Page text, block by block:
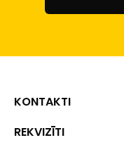
KONTAKTI
Biznesa centrs "VERDE"
REKVIZĪTI